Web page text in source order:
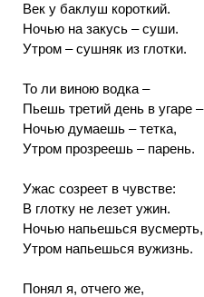
Век у баклуш короткий.
Ночью на закусь – суши.
Утром – сушняк из глотки.
То ли виною водка –
Пьешь третий день в угаре –
Ночью думаешь – тетка,
Утром прозреешь – парень.
Ужас созреет в чувстве:
В глотку не лезет ужин.
Ночью напьешься вусмерть,
Утром напьешься вужизнь.
Понял я, отчего же,